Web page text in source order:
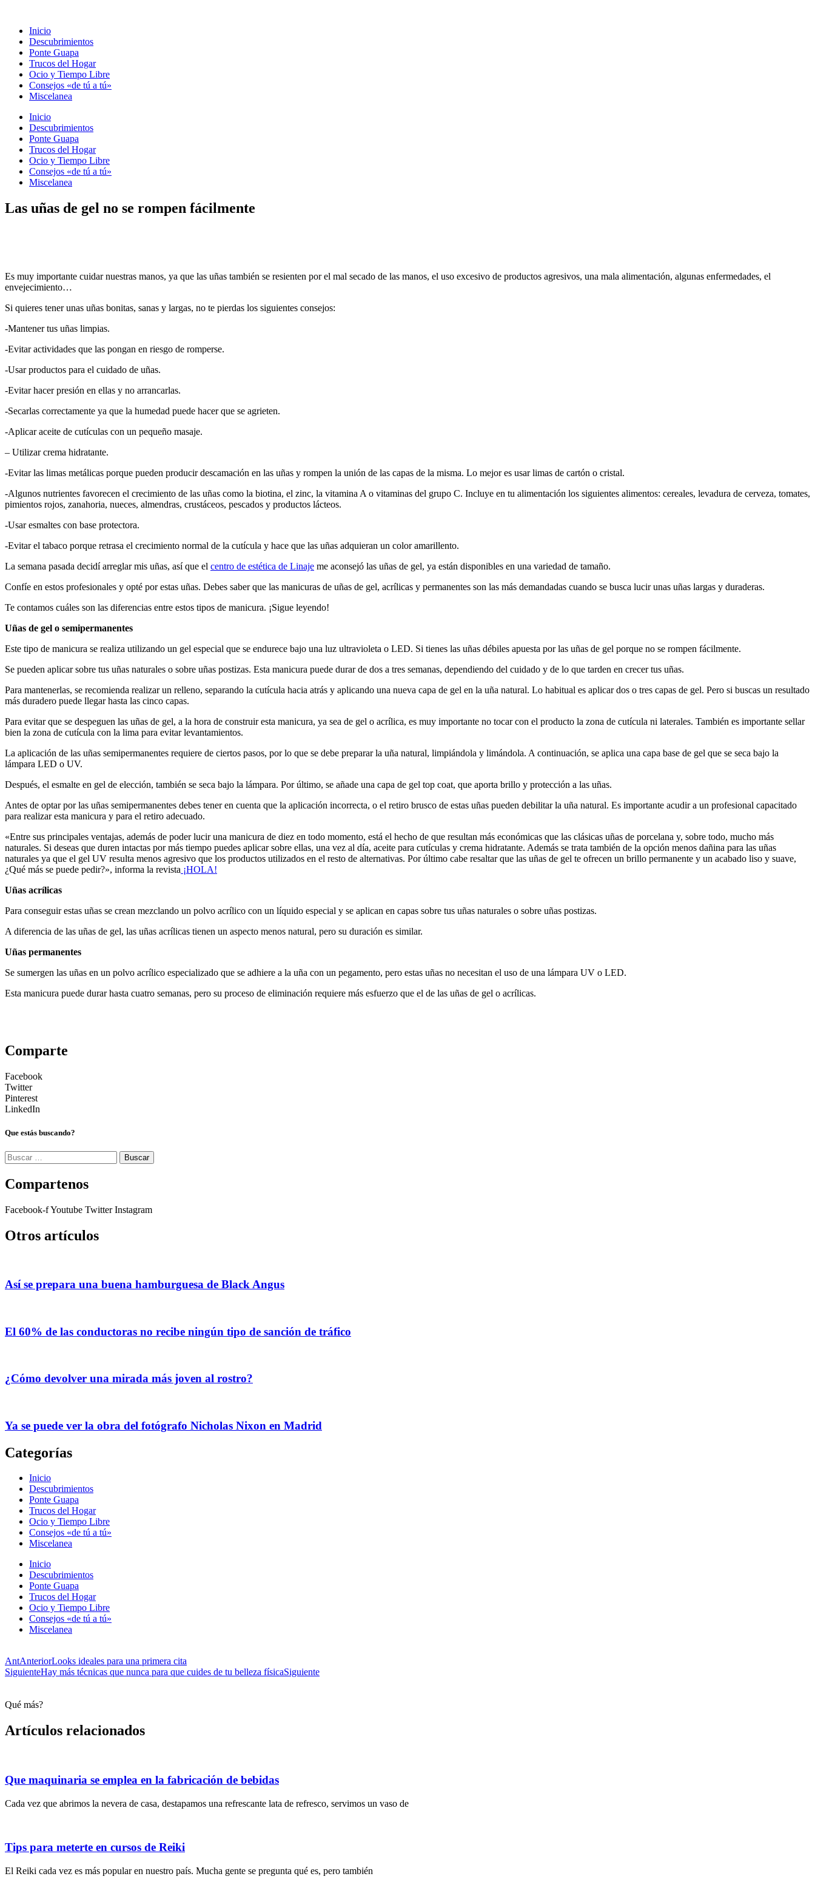
contenido
Inicio
Descubrimientos
Ponte Guapa
Trucos del Hogar
Ocio y Tiempo Libre
Consejos «de tú a tú»
Miscelanea
Inicio
Descubrimientos
Ponte Guapa
Trucos del Hogar
Ocio y Tiempo Libre
Consejos «de tú a tú»
Miscelanea
Las uñas de gel no se rompen fácilmente
Es muy importante cuidar nuestras manos, ya que las uñas también se resienten por el mal secado de las manos, el uso excesivo de productos agresivos, una mala alimentación, algunas enfermedades, el
envejecimiento…
Si quieres tener unas uñas bonitas, sanas y largas, no te pierdas los siguientes consejos:
-Mantener tus uñas limpias.
-Evitar actividades que las pongan en riesgo de romperse.
-Usar productos para el cuidado de uñas.
-Evitar hacer presión en ellas y no arrancarlas.
-Secarlas correctamente ya que la humedad puede hacer que se agrieten.
-Aplicar aceite de cutículas con un pequeño masaje.
– Utilizar crema hidratante.
-Evitar las limas metálicas porque pueden producir descamación en las uñas y rompen la unión de las capas de la misma. Lo mejor es usar limas de cartón o cristal.
-Algunos nutrientes favorecen el crecimiento de las uñas como la biotina, el zinc, la vitamina A o vitaminas del grupo C. Incluye en tu alimentación los siguientes alimentos: cereales, levadura de cerveza, tomates,
pimientos rojos, zanahoria, nueces, almendras, crustáceos, pescados y productos lácteos.
-Usar esmaltes con base protectora.
-Evitar el tabaco porque retrasa el crecimiento normal de la cutícula y hace que las uñas adquieran un color amarillento.
La semana pasada decidí arreglar mis uñas, así que el centro de estética de Linaje me aconsejó las uñas de gel, ya están disponibles en una variedad de tamaño.
Confíe en estos profesionales y opté por estas uñas. Debes saber que las manicuras de uñas de gel, acrílicas y permanentes son las más demandadas cuando se busca lucir unas uñas largas y duraderas.
Te contamos cuáles son las diferencias entre estos tipos de manicura. ¡Sigue leyendo!
Uñas de gel o semipermanentes
Este tipo de manicura se realiza utilizando un gel especial que se endurece bajo una luz ultravioleta o LED. Si tienes las uñas débiles apuesta por las uñas de gel porque no se rompen fácilmente.
Se pueden aplicar sobre tus uñas naturales o sobre uñas postizas. Esta manicura puede durar de dos a tres semanas, dependiendo del cuidado y de lo que tarden en crecer tus uñas.
Para mantenerlas, se recomienda realizar un relleno, separando la cutícula hacia atrás y aplicando una nueva capa de gel en la uña natural. Lo habitual es aplicar dos o tres capas de gel. Pero si buscas un resultado
más duradero puede llegar hasta las cinco capas.
Para evitar que se despeguen las uñas de gel, a la hora de construir esta manicura, ya sea de gel o acrílica, es muy importante no tocar con el producto la zona de cutícula ni laterales. También es importante sellar
bien la zona de cutícula con la lima para evitar levantamientos.
La aplicación de las uñas semipermanentes requiere de ciertos pasos, por lo que se debe preparar la uña natural, limpiándola y limándola. A continuación, se aplica una capa base de gel que se seca bajo la
lámpara LED o UV.
Después, el esmalte en gel de elección, también se seca bajo la lámpara. Por último, se añade una capa de gel top coat, que aporta brillo y protección a las uñas.
Antes de optar por las uñas semipermanentes debes tener en cuenta que la aplicación incorrecta, o el retiro brusco de estas uñas pueden debilitar la uña natural. Es importante acudir a un profesional capacitado
para realizar esta manicura y para el retiro adecuado.
«Entre sus principales ventajas, además de poder lucir una manicura de diez en todo momento, está el hecho de que resultan más económicas que las clásicas uñas de porcelana y, sobre todo, mucho más
naturales. Si deseas que duren intactas por más tiempo puedes aplicar sobre ellas, una vez al día, aceite para cutículas y crema hidratante. Además se trata también de la opción menos dañina para las uñas
naturales ya que el gel UV resulta menos agresivo que los productos utilizados en el resto de alternativas. Por último cabe resaltar que las uñas de gel te ofrecen un brillo permanente y un acabado liso y suave,
¿Qué más se puede pedir?», informa la revista ¡HOLA!
Uñas acrílicas
Para conseguir estas uñas se crean mezclando un polvo acrílico con un líquido especial y se aplican en capas sobre tus uñas naturales o sobre uñas postizas.
A diferencia de las uñas de gel, las uñas acrílicas tienen un aspecto menos natural, pero su duración es similar.
Uñas permanentes
Se sumergen las uñas en un polvo acrílico especializado que se adhiere a la uña con un pegamento, pero estas uñas no necesitan el uso de una lámpara UV o LED.
Esta manicura puede durar hasta cuatro semanas, pero su proceso de eliminación requiere más esfuerzo que el de las uñas de gel o acrílicas.
Comparte
Facebook
Twitter
Pinterest
LinkedIn
Que estás buscando?
Buscar:
Compartenos
Facebook-fYoutube Twitter Instagram
Otros artículos
Así se prepara una buena hamburguesa de Black Angus
El 60% de las conductoras no recibe ningún tipo de sanción de tráfico
¿Cómo devolver una mirada más joven al rostro?
Ya se puede ver la obra del fotógrafo Nicholas Nixon en Madrid
Categorías
Inicio
Descubrimientos
Ponte Guapa
Trucos del Hogar
Ocio y Tiempo Libre
Consejos «de tú a tú»
Miscelanea
Inicio
Descubrimientos
Ponte Guapa
Trucos del Hogar
Ocio y Tiempo Libre
Consejos «de tú a tú»
Miscelanea
AntAnteriorLooks ideales para una primera cita
SiguienteHay más técnicas que nunca para que cuides de tu belleza físicaSiguiente
Qué más?
Artículos relacionados
Que maquinaria se emplea en la fabricación de bebidas
Cada vez que abrimos la nevera de casa, destapamos una refrescante lata de refresco, servimos un vaso de
Tips para meterte en cursos de Reiki
El Reiki cada vez es más popular en nuestro país. Mucha gente se pregunta qué es, pero también